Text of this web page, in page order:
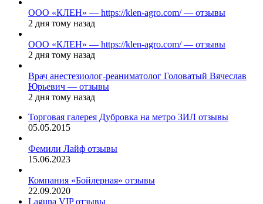
ООО «КЛЕН» — https://klen-agro.com/ — отзывы
2 дня тому назад
ООО «КЛЕН» — https://klen-agro.com/ — отзывы
2 дня тому назад
Врач анестезиолог-реаниматолог Головатый Вячеслав
Юрьевич — отзывы
2 дня тому назад
Торговая галерея Дубровка на метро ЗИЛ отзывы
05.05.2015
Фемили Лайф отзывы
15.06.2023
Компания «Бойлерная» отзывы
22.09.2020
Laguna VIP отзывы